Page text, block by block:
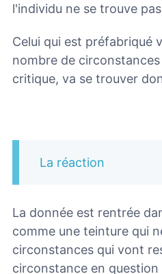
l'individu ne se trouve
Celui qui est préfabriqué
nombre de
critique, va se trouver
La réaction
La donnée est rentrée
comme une teinture qui
circonstances qui vont
circonstance en